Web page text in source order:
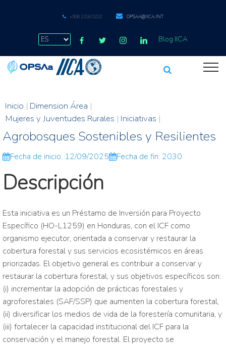
+506 2216 0222 OPSAA@IICA.INT
Blog IICA
Inicio | Dimension Área |
Mujeres y Juventudes Rurales | Iniciativas |
Agrobosques Sostenibles y Resilientes
Fecha de inicio: 12/09/2025 Fecha de fin: 2030
Descripción
Esta iniciativa es un Préstamo de Inversión para Proyecto
Específico (HO-L1259) en Honduras, con el ICF como
organismo ejecutor, orientada a conservar y restaurar la
cobertura forestal y sus servicios ecosistémicos en áreas
priorizadas. El objetivo general es contribuir a conservar y
restaurar la cobertura forestal, y sus objetivos específicos son:
(i) incrementar la adopción de prácticas forestales y
agroforestales (SAF/SSP) que aumenten la cobertura forestal,
(ii) diversificar los medios de vida de la forestería comunitaria, y
(iii) fortalecer la capacidad institucional del ICF para la
conservación y el manejo forestal. El proyecto se